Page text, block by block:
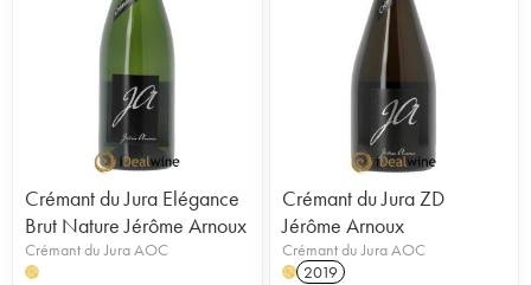
Crémant du Jura Elégance
Brut Nature Jérôme Arnoux
Crémant du Jura AOC
H
Crémant du Jura ZD
Jérôme Arnoux
Crémant du Jura AOC
H 2019